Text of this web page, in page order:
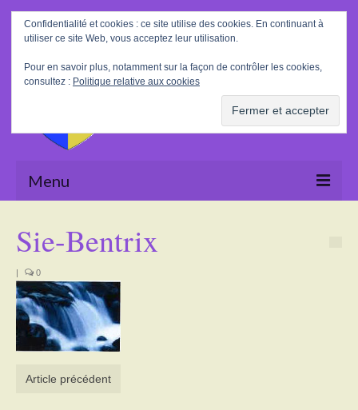
Rechercher
:
Menu
La Mairie
Le village
Tourisme
Actualités
Activités
Sie-Bentrix
| 0
Article précédent
Confidentialité et cookies : ce site utilise des cookies. En continuant à
utiliser ce site Web, vous acceptez leur utilisation.
Pour en savoir plus, notamment sur la façon de contrôler les cookies,
consultez : Politique relative aux cookies